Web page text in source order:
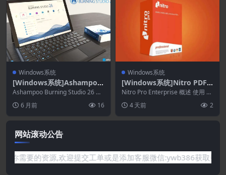
Windows系统
[Windows系统]Ashampoo
Burning Studio 26.0.4
Ashampoo Burning Studio 26 概
6 月前 16
Windows系统
[Windows系统]Nitro PDF P
ro 26.1.6 企业版
Nitro Pro Enterprise 概述 使用 Ni
4 天前 2
网站滚动公告
要的资源,欢迎提交工单或是添加客服微信:ywb386获取帮助！